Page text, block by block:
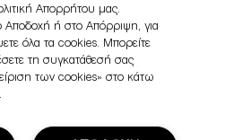
Απορρήτου μας.
Αποδοχή ή στο Απόρριψη, για
όλα τα cookies. Μπορείτε
τη συγκατάθεσή σας
των cookies» στο κάτω